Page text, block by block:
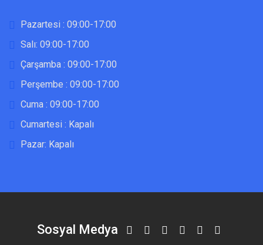
Pazartesi : 09:00-17:00
Salı: 09:00-17:00
Çarşamba : 09:00-17:00
Perşembe : 09:00-17:00
Cuma : 09:00-17:00
Cumartesi : Kapalı
Pazar: Kapalı
Sosyal Medya